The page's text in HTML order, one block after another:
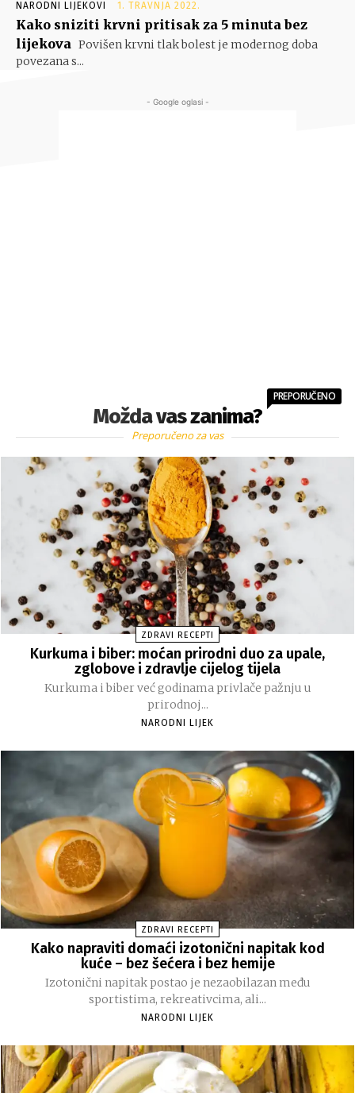
NARODNI LIJEKOVI 1. TRAVNJA 2022.
Kako sniziti krvni pritisak za 5 minuta bez
lijekova Povišen krvni tlak bolest je modernog doba
povezana s...
- Google oglasi -
Možda vas zanima?
PREPORUČENO
Preporučeno za vas
ZDRAVI RECEPTI
Kurkuma i biber: moćan prirodni duo za upale,
zglobove i zdravlje cijelog tijela
Kurkuma i biber već godinama privlače pažnju u
prirodnoj...
NARODNI LIJEK
ZDRAVI RECEPTI
Kako napraviti domaći izotonični napitak kod
kuće – bez šećera i bez hemije
Izotonični napitak postao je nezaobilazan među
sportistima, rekreativcima, ali...
NARODNI LIJEK